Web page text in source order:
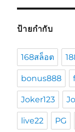
ป้ายกำกับ
168สล็อต
bonus888
Joker123
live22 PG